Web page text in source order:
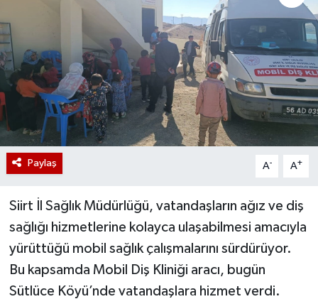
Paylaş A- A+
Siirt İl Sağlık Müdürlüğü, vatandaşların ağız ve diş
sağlığı hizmetlerine kolayca ulaşabilmesi amacıyla
yürüttüğü mobil sağlık çalışmalarını sürdürüyor.
Bu kapsamda Mobil Diş Kliniği aracı, bugün
Sütlüce Köyü’nde vatandaşlara hizmet verdi.